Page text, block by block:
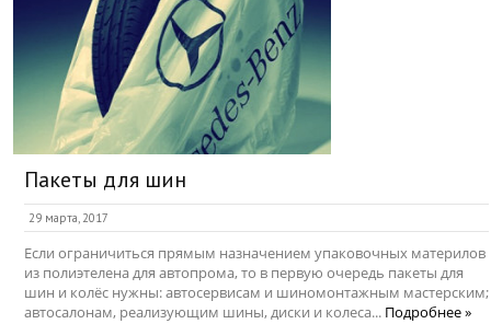
Пакеты для шин
29 марта, 2017
Если ограничиться прямым назначением упаковочных материлов
из полиэтелена для автопрома, то в первую очередь пакеты для
шин и колёс нужны: автосервисам и шиномонтажным мастерским;
автосалонам, реализующим шины, диски и колеса... Подробнее »